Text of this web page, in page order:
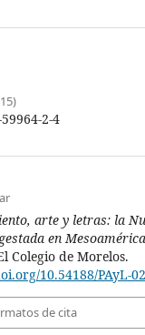
2-4
arte y letras: la
en Mesoamérica
Colegio de Morelos.
10.54188/PAyL-02
de cita